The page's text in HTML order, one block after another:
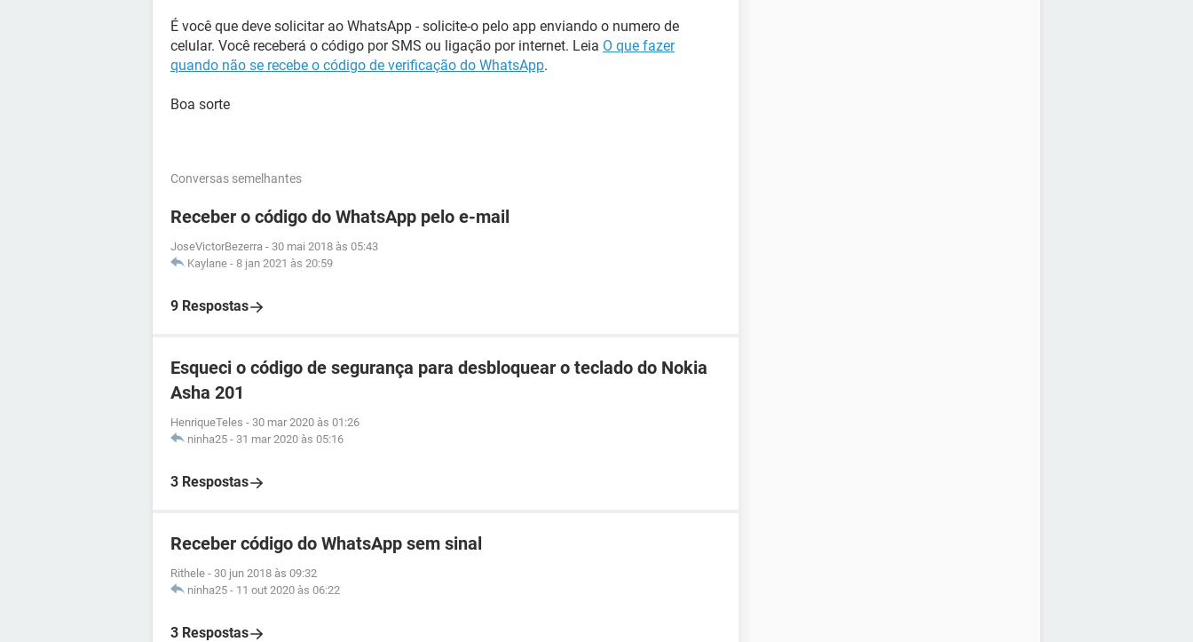
É você que deve solicitar ao WhatsApp - solicite-o pelo app enviando o numero de
celular. Você receberá o código por SMS ou ligação por internet. Leia O que fazer
quando não se recebe o código de verificação do WhatsApp.
Boa sorte
Conversas semelhantes
Receber o código do WhatsApp pelo e-mail
JoseVictorBezerra - 30 mai 2018 às 05:43
Kaylane - 8 jan 2021 às 20:59
9 Respostas
Esqueci o código de segurança para desbloquear o teclado do Nokia
Asha 201
HenriqueTeles - 30 mar 2020 às 01:26
ninha25 - 31 mar 2020 às 05:16
3 Respostas
Receber código do WhatsApp sem sinal
Rithele - 30 jun 2018 às 09:32
ninha25 - 11 out 2020 às 06:22
3 Respostas